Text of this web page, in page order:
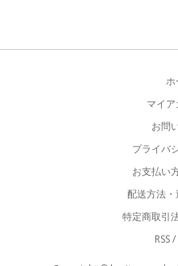
ホ
マイア
お問
プライバ
お支払い
配送方法
特定商取引
RSS/